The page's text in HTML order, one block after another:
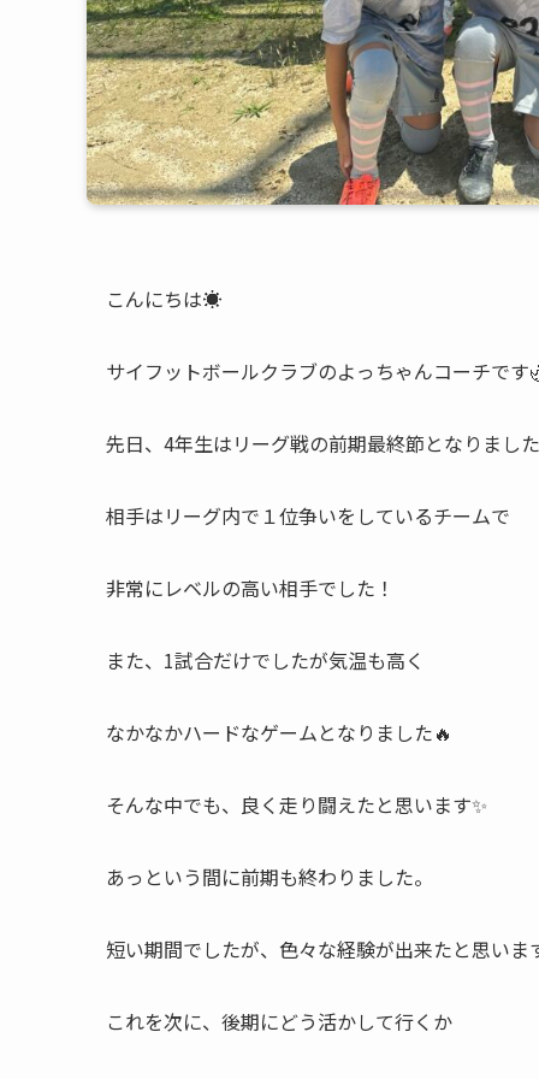
こんにちは☀️
サイフットボールクラブのよっちゃんコーチです
先日、4年生はリーグ戦の前期最終節となりまし
相手はリーグ内で１位争いをしているチームで
非常にレベルの高い相手でした！
また、1試合だけでしたが気温も高く
なかなかハードなゲームとなりました🔥
そんな中でも、良く走り闘えたと思います✨
あっという間に前期も終わりました。
短い期間でしたが、色々な経験が出来たと思いま
これを次に、後期にどう活かして行くか